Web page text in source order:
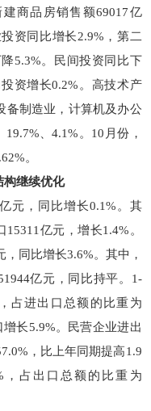
商品房销售额69017亿
资同比增长2.9%，第二
5.3%。民间投资同比下
资增长0.2%。高技术产
备制造业，计算机及办公
、4.1%。10月份，
。
构继续优化
元，同比增长0.1%。其
亿元，增长1.4%。
同比增长3.6%。其中，
亿元，同比持平。1-
占进出口总额的比重为
长5.9%。民营企业进出
，比上年同期提高1.9
，占出口总额的比重为